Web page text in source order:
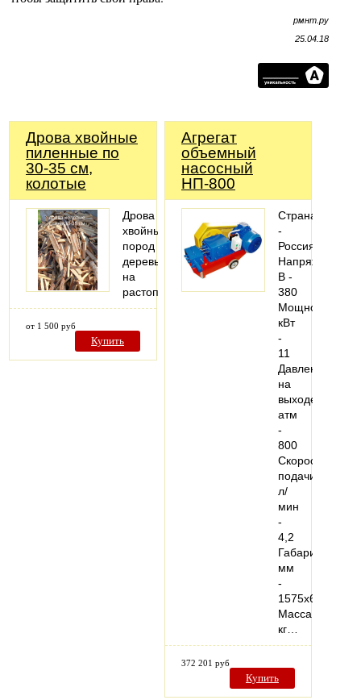
рмнт.ру
25.04.18
Дрова хвойные
пиленные по
30-35 см,
колотые
Дрова
хвойных
пород
деревьев
на
растопку
от 1 500 руб
Купить
Агрегат
объемный
насосный
НП-800
Страна
-
Россия
Напряжение,
В -
380
Мощность,
кВт
-
11
Давление
на
выходе,
атм
-
800
Скорость
подачи,
л/
мин
-
4,2
Габариты,
мм
-
1575х600х725
Масса,
кг…
372 201 руб
Купить